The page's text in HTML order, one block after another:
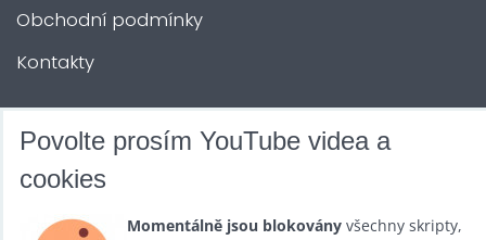
Obchodní podmínky
Kontakty
DALŠÍ SLUŽBY
Povolte prosím YouTube videa a
cookies
Momentálně jsou blokovány všechny skripty,